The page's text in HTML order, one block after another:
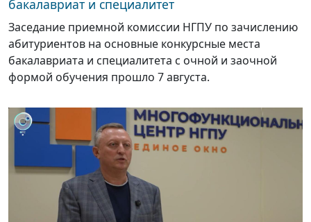
бакалавриат и специалитет
Заседание приемной комиссии НГПУ по зачислению
абитуриентов на основные конкурсные места
бакалавриата и специалитета с очной и заочной
формой обучения прошло 7 августа.